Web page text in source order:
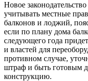
Новое
учитывать местные
балконов и лоджий,
если по плану дома
следующего года
и властей для
противном случае,
штраф и быть готовым
конструкцию.